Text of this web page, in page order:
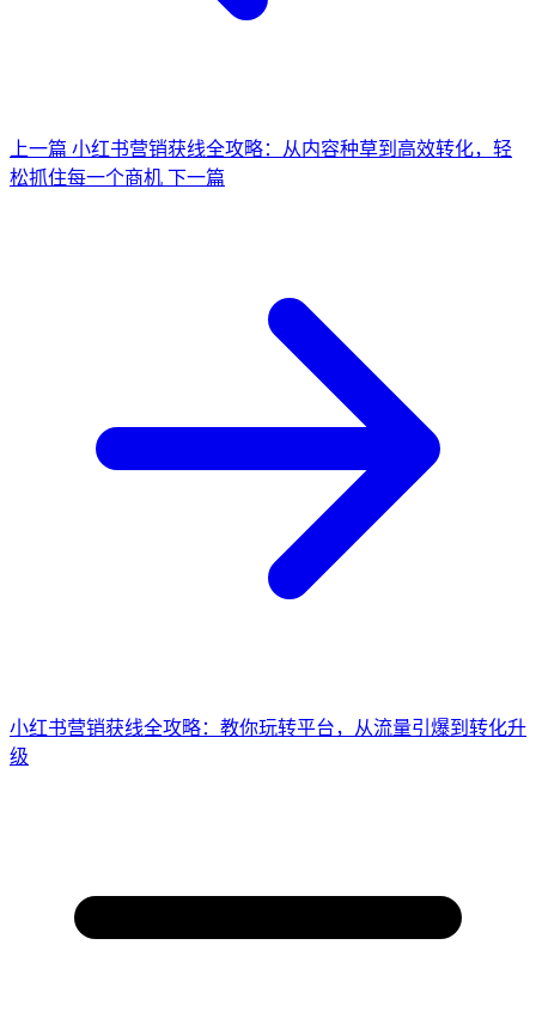
上一篇 小红书营销获线全攻略：从内容种草到高效转化，轻
松抓住每一个商机 下一篇
小红书营销获线全攻略：教你玩转平台，从流量引爆到转化升
级